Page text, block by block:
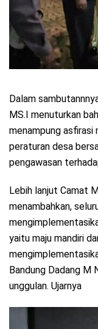
Dalam
MS.I menuturkan
menampung asfirasi
peraturan desa
pengawasan
Lebih lanjut Camat
menambahkan,
yaitu maju mandiri
Bandung Dadang M
unggulan. Ujarnya